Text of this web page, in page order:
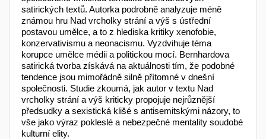
satirických textů. Autorka podrobně analyzuje méně
známou hru Nad vrcholky strání a výš s ústřední
postavou umělce, a to z hlediska kritiky xenofobie,
konzervativismu a neonacismu. Vyzdvihuje téma
korupce umělce médii a politickou mocí. Bernhardova
satirická tvorba získává na aktuálnosti tím, že podobné
tendence jsou mimořádně silně přítomné v dnešní
společnosti. Studie zkoumá, jak autor v textu Nad
vrcholky strání a výš kriticky propojuje nejrůznější
předsudky a sexistická klišé s antisemitskými názory, to
vše jako výraz pokleslé a nebezpečné mentality soudobé
kulturní elity.